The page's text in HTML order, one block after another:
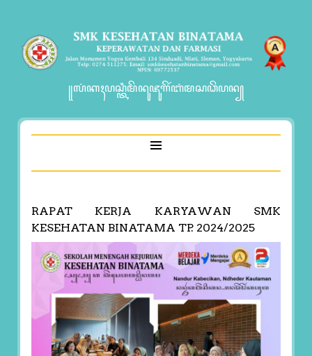
꧋ꦭꦁꦏꦃꦥꦱ꧀ꦠꦶꦩꦼꦤꦸꦗꦸꦒꦼꦂꦧꦁꦩꦱꦣꦼꦥꦤ꧀
RAPAT KERJA KARYAWAN SMK
KESEHATAN BINATAMA TP. 2024/2025